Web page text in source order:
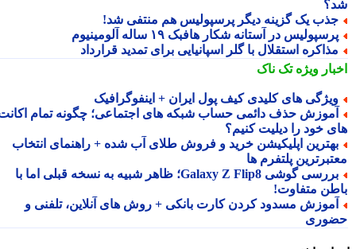
یک گزینه دیگر پرسپولیس هم منتفی شد!
در آستانه شکار هافبک ۱۹ ساله آلومینیوم
استقلال با گلر اسپانیایی برای تمدید قرارداد
ویژهتک ناک
های کلیدی کیف پول ایران + اینفوگرافیک
حذف دائمی حساب شبکه های اجتماعی؛ چگونه تمام اکانت
خود را دیلیت کنیم؟
اپلیکیشن خرید و فروش طلای آب شده + راهنمای انتخاب
پلتفرم ها
بررسی گوشی Galaxy Z Flip8؛ ظاهر شبیه به نسخه قبلی اما با
متفاوت!
مسدود کردن کارت بانکی + روش های آنلاین، تلفنی و